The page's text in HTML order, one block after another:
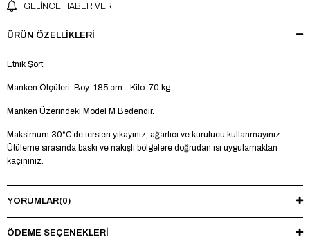
GELINCE HABER VER
ÜRÜN ÖZELLIKLERI
Etnik Şort
Manken Ölçüleri: Boy: 185 cm - Kilo: 70 kg
Manken Üzerindeki Model M Bedendir.
Maksimum 30°C’de tersten yıkayınız, ağartıcı ve kurutucu kullanmayınız.
Ütüleme sırasında baskı ve nakışlı bölgelere doğrudan ısı uygulamaktan
kaçınınız.
YORUMLAR(0)
ÖDEME SEÇENEKLERI